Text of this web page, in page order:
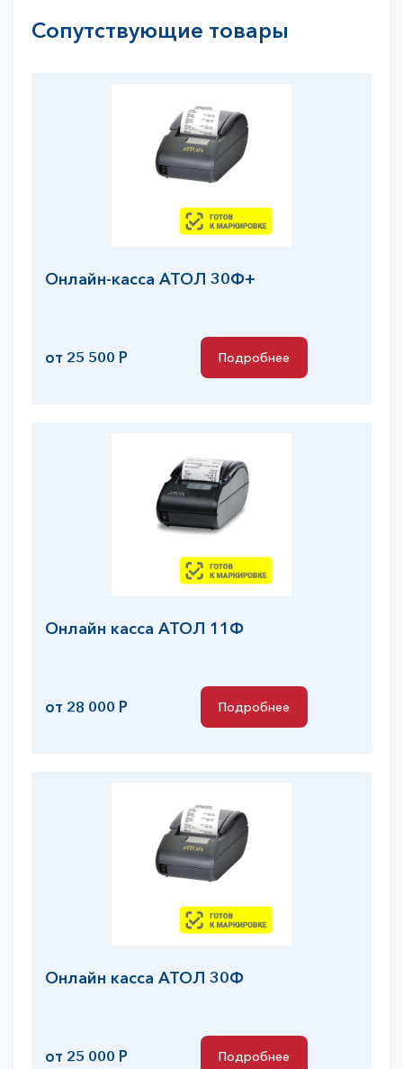
Сопутствующие товары
Онлайн-касса АТОЛ 30Ф+
от 25 500 Р Подробнее
Онлайн касса АТОЛ 11Ф
от 28 000 Р Подробнее
Онлайн касса АТОЛ 30Ф
от 25 000 Р Подробнее